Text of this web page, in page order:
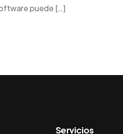
puede […]
Servicios